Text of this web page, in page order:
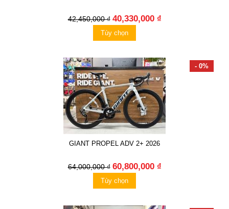
42,450,000 ₫ 40,330,000 ₫
Tùy chọn
- 0%
GIANT PROPEL ADV 2+ 2026
64,000,000 ₫ 60,800,000 ₫
Tùy chọn